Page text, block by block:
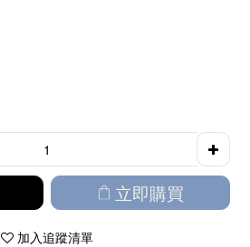
立即購買
加入追蹤清單